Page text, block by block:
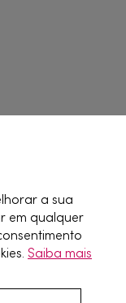
a sua
em qualquer
Saiba mais